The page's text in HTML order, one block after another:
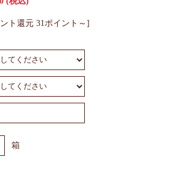
ト還元 31ポイント～]
箱